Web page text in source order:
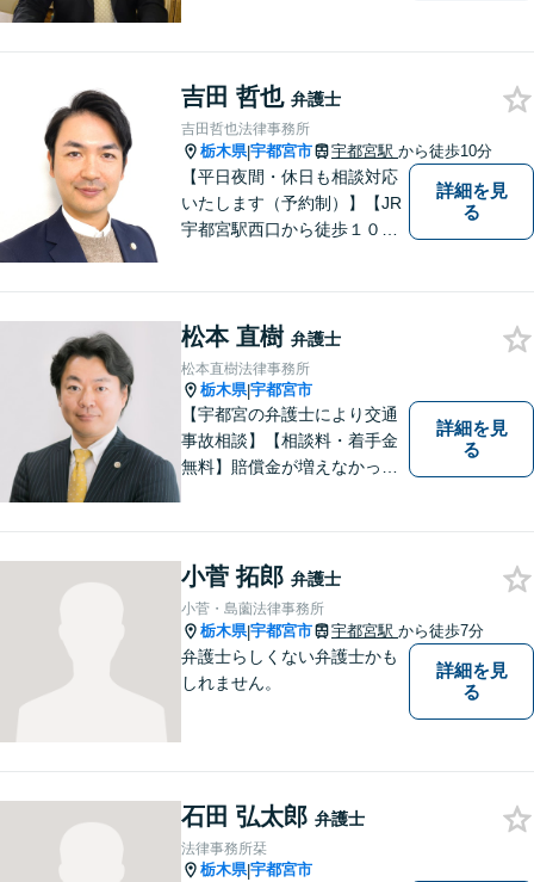
吉田 哲也 弁護士
吉田哲也法律事務所
栃木県|宇都宮市 宇都宮駅 から徒歩10分
【平日夜間・休日も相談対応
いたします（予約制）】【JR
宇都宮駅西口から徒歩１０
に対応いたします。ぜひ一度
ご相談ください。
詳細を見
る
松本 直樹 弁護士
松本直樹法律事務所
栃木県|宇都宮市
【宇都宮の弁護士により交通
事故相談】【相談料・着手金
無料】賠償金が増えなかった
う強い思いから，交通事故問
題に積極的に取り組んでいま
す。お気軽にお問い合わせく
ださい。
詳細を見
る
小菅 拓郎 弁護士
小菅・島薗法律事務所
栃木県|宇都宮市 宇都宮駅 から徒歩7分
弁護士らしくない弁護士かも
しれません。
詳細を見
る
石田 弘太郎 弁護士
法律事務所栞
栃木県|宇都宮市